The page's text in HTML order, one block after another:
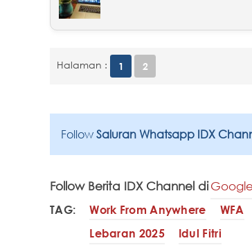
Halaman : 1 2
Follow Saluran Whatsapp IDX
Follow Berita IDX Channel di
TAG: Work From Anywhere WFA
Lebaran 2025
Idul Fitri